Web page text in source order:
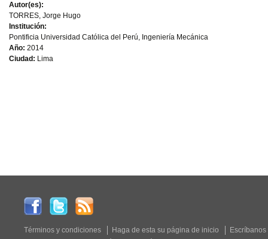
Autor(es):
TORRES, Jorge Hugo
Institución:
Pontificia Universidad Católica del Perú, Ingeniería Mecánica
Año: 2014
Ciudad: Lima
Términos y condiciones Haga de esta su página de inicio
Escríbanos